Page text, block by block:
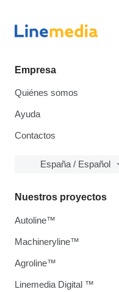
Empresa
Quiénes somos
Ayuda
Contactos
España / Español
Nuestros proyectos
Autoline™
Machineryline™
Agroline™
Linemedia Digital ™